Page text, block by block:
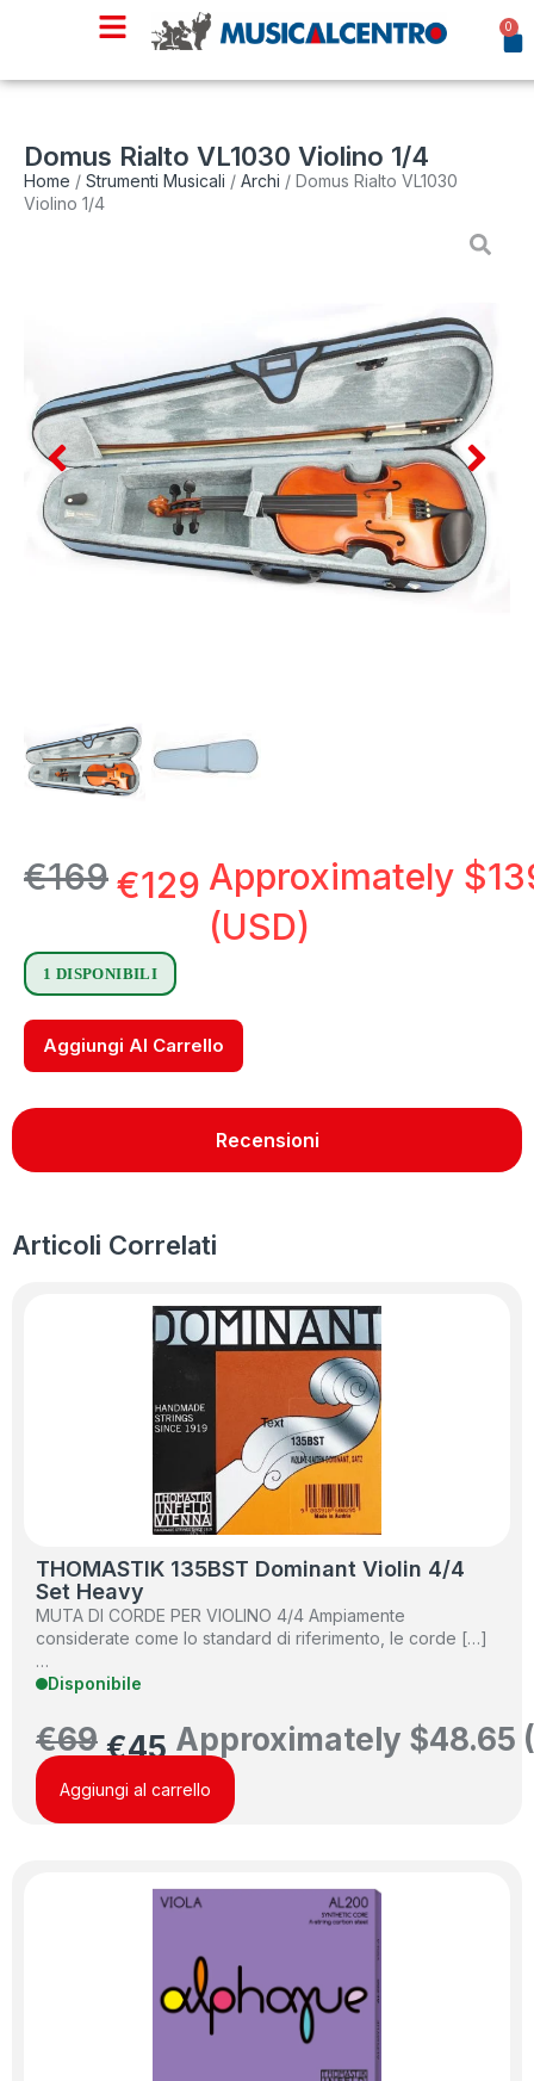
0
Domus Rialto VL1030 Violino 1/4
Home / Strumenti Musicali / Archi / Domus Rialto VL1030
Violino 1/4
€169€129 Approximately $
(USD)
1 DISPONIBILI
Aggiungi Al Carrello
Recensioni
Articoli Correlati
THOMASTIK 135BST Dominant Violin 4/4
Set Heavy
MUTA DI CORDE PER VIOLINO 4/4 Ampiamente
considerate come lo standard di riferimento, le corde […]
…
Disponibile
€69 €45 Approximately $48.65
Aggiungi al carrello